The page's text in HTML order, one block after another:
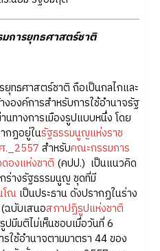
การยุทธศาสตร์ชาติ
ธศาสตร์ชาติ ถือเป็นกลไกและ
องค์การสำหรับการใช้อำนาจรัฐ
ทางการเมืองรูปแบบหนึ่ง โดย
กฏอยู่ในรัฐธรรมนูญแห่งราช
._2557 สำหรับคณะกรรมการ
องแห่งชาติ (คปป.) เป็นแนวคิด
ร่างรัฐธรรมนูญ ชุดที่มี
โณ เป็นประธาน ดังปรากฏในร่าง
ฉบับเสนอสภาปฏิรูปแห่งชาติ
มีมติไม่เห็นชอบเมื่อวันที่ 6
ใช้อำนาจตามมาตรา 44 ของ